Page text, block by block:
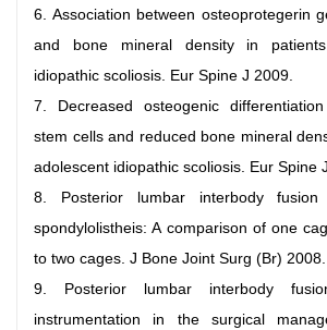
6. Association between osteoprotegerin
and bone mineral density in
idiopathic scoliosis. Eur Spine J 2009.
7. Decreased osteogenic
stem cells and reduced bone mineral
adolescent idiopathic scoliosis. Eur Spine
8. Posterior lumbar interbody
spondylolistheis: A comparison of one
to two cages. J Bone Joint Surg (Br) 2008.
9. Posterior lumbar interbody
instrumentation in the surgical